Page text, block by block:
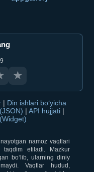
★
| Din ishlari bo‘yicha
| API hujjati |
namoz vaqtlari
taqdim etiladi. Mazkur
bo‘lib, ularning diniy
Vaqtlar hudud,